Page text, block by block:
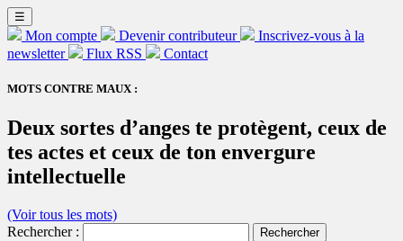
☰
Mon compte Devenir contributeur
Inscrivez-vous à la
newsletter
Flux RSS Contact
MOTS CONTRE MAUX :
Deux sortes d’anges te protègent, ceux de
tes actes et ceux de ton envergure
intellectuelle
(Voir tous les mots)
Rechercher :